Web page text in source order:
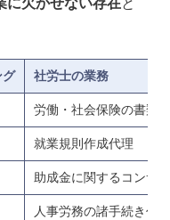
グ 社労士の業務
労働・社会保険の書類
就業規則作成代理
助成金に関するコンサ
人事労務の諸手続き代理